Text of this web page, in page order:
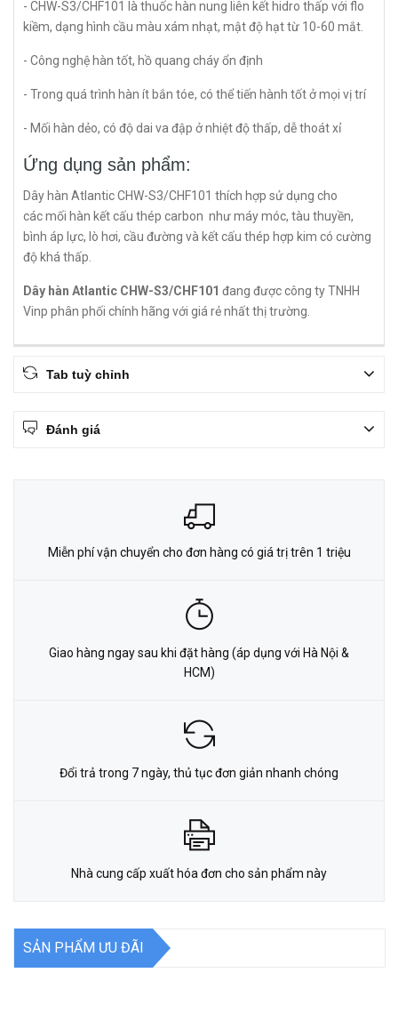
- CHW-S3/CHF101 là thuốc hàn nung liên kết hidro thấp với flo
kiềm, dạng hình cầu màu xám nhạt, mật độ hạt từ 10-60 mắt.
- Công nghệ hàn tốt, hồ quang cháy ổn định
- Trong quá trình hàn ít bắn tóe, có thể tiến hành tốt ở mọi vị trí
- Mối hàn dẻo, có độ dai va đập ở nhiệt độ thấp, dễ thoát xỉ
Ứng dụng sản phẩm:
Dây hàn Atlantic CHW-S3/CHF101 thích hợp sử dụng cho
các mối hàn kết cấu thép carbon như máy móc, tàu thuyền,
bình áp lực, lò hơi, cầu đường và kết cấu thép hợp kim có cường
độ khá thấp.
Dây hàn Atlantic CHW-S3/CHF101 đang được công ty TNHH
Vinp phân phối chính hãng với giá rẻ nhất thị trường.
Tab tuỳ chỉnh
Đánh giá
Miễn phí vận chuyển cho đơn hàng có giá trị trên 1 triệu
Giao hàng ngay sau khi đặt hàng (áp dụng với Hà Nội &
HCM)
Đổi trả trong 7 ngày, thủ tục đơn giản nhanh chóng
Nhà cung cấp xuất hóa đơn cho sản phẩm này
SẢN PHẨM ƯU ĐÃI